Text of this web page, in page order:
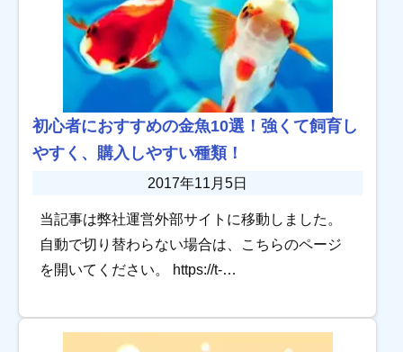
初心者におすすめの金魚10選！強くて飼育し
やすく、購入しやすい種類！
2017年11月5日
当記事は弊社運営外部サイトに移動しました。
自動で切り替わらない場合は、こちらのページ
を開いてください。 https://t-
島金魚に […]